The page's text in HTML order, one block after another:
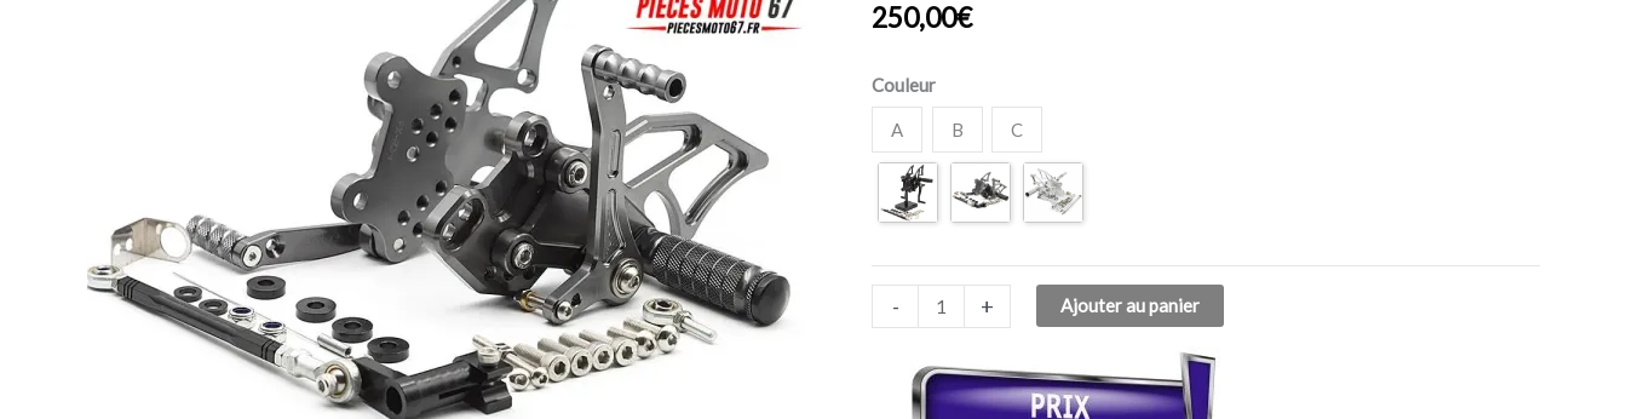
250,00€
Couleur
A B C
-
COMMANDES
300
2013-
2016
+ Ajouter au panier